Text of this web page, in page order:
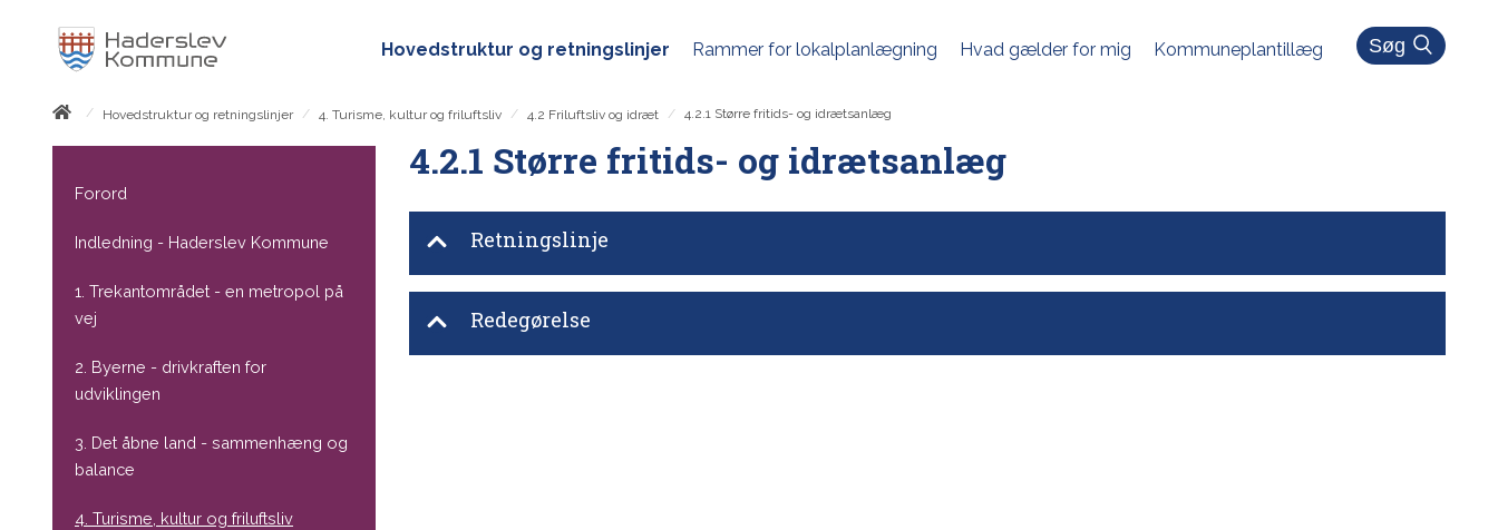
Hovedstruktur og retningslinjer Rammer for lokalplanlægning Hvad gælder for mig Kommuneplantillæg Søg
/ Hovedstruktur og retningslinjer / 4. Turisme, kultur og friluftsliv / 4.2 Friluftsliv og idræt / 4.2.1 Større fritids- og idrætsanlæg
Forord
Indledning - Haderslev Kommune
1. Trekantområdet - en metropol på
vej
2. Byerne - drivkraften for
udviklingen
3. Det åbne land - sammenhæng og
balance
4. Turisme, kultur og friluftsliv
4.2.1 Større fritids- og idrætsanlæg
Retningslinje
Redegørelse